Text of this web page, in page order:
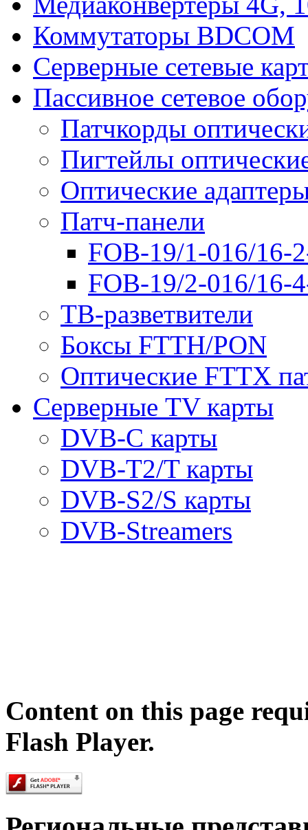
Коммутаторы BDCOM
Серверные сетевые
Пассивное сетевое
Патчкорды
Пигтейлы
Оптические
Патч-панели
FOB-19/1-016/16-
FOB-19/2-016/16-
ТВ-разветвители
Боксы FTTH/PON
Оптические FTTX
Серверные TV карты
DVB-C карты
DVB-T2/T карты
DVB-S2/S карты
DVB-Streamers
Content on this page
Flash Player.